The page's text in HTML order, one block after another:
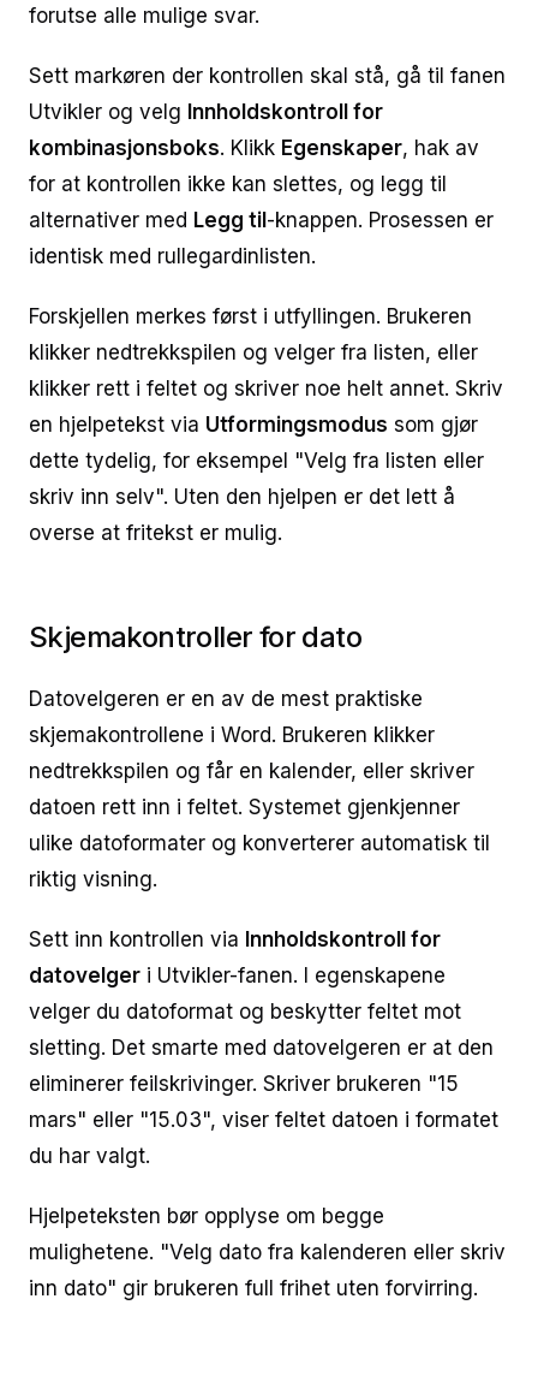
forutse alle mulige svar.
Sett markøren der kontrollen skal stå, gå til fanen
Utvikler og velg Innholdskontroll for
kombinasjonsboks. Klikk Egenskaper, hak av
for at kontrollen ikke kan slettes, og legg til
alternativer med Legg til -knappen. Prosessen er
identisk med rullegardinlisten.
Forskjellen merkes først i utfyllingen. Brukeren
klikker nedtrekkspilen og velger fra listen, eller
klikker rett i feltet og skriver noe helt annet. Skriv
en hjelpetekst via Utformingsmodus som gjør
dette tydelig, for eksempel "Velg fra listen eller
skriv inn selv". Uten den hjelpen er det lett å
overse at fritekst er mulig.
Skjemakontroller for dato
Datovelgeren er en av de mest praktiske
skjemakontrollene i Word. Brukeren klikker
nedtrekkspilen og får en kalender, eller skriver
datoen rett inn i feltet. Systemet gjenkjenner
ulike datoformater og konverterer automatisk til
riktig visning.
Sett inn kontrollen via Innholdskontroll for
datovelger i Utvikler-fanen. I egenskapene
velger du datoformat og beskytter feltet mot
sletting. Det smarte med datovelgeren er at den
eliminerer feilskrivinger. Skriver brukeren "15
mars" eller "15.03", viser feltet datoen i formatet
du har valgt.
Hjelpeteksten bør opplyse om begge
mulighetene. "Velg dato fra kalenderen eller skriv
inn dato" gir brukeren full frihet uten forvirring.